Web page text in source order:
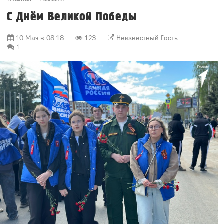
С Днём Великой Победы
10 Мая в 08:18 123
Неизвестный Гость
1